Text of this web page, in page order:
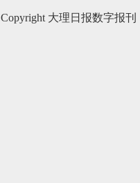
Copyright 大理日报数字报刊